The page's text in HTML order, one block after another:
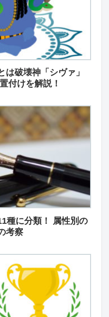
破壊神「シヴァ」
付けを解説！
種に分類！ 属性別の
考察